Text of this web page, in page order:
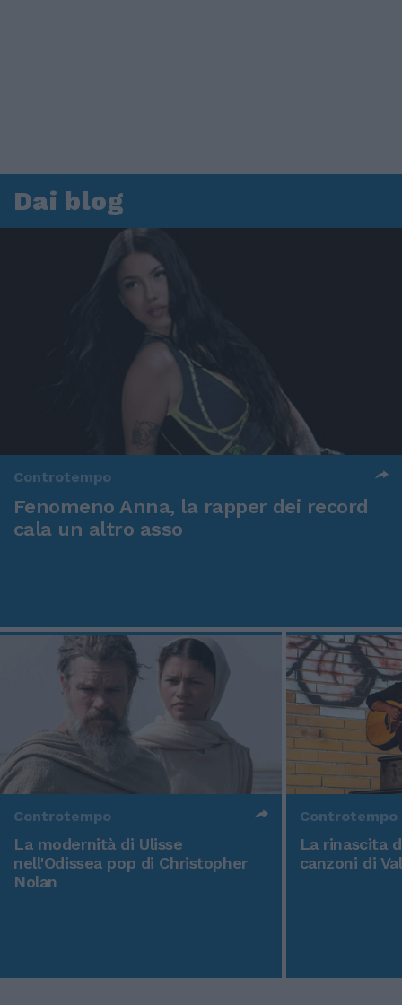
Dai blog
Controtempo
Fenomeno Anna, la rapper dei record
cala un altro asso
Controtempo
La modernità di Ulisse
nell'Odissea pop di Christopher
Nolan
Controtempo
La rinascita
canzoni di